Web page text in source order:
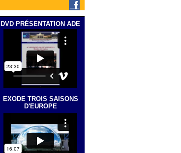
DVD PRÉSENTATION ADE
EXODE TROIS SAISONS
D'EUROPE